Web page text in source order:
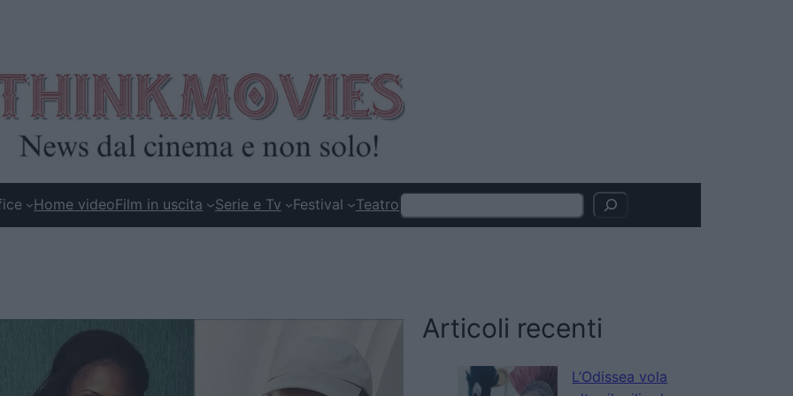
Home videoFilm in uscita Serie e Tv Festival TeatroSearch
Articoli recenti
L’Odissea vola